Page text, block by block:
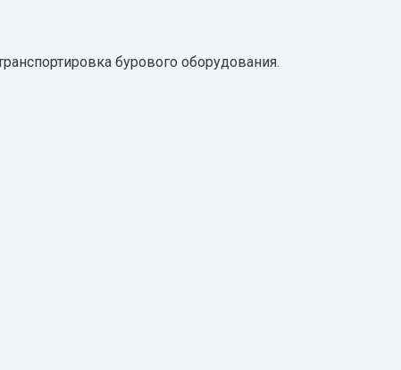
бурового оборудования.